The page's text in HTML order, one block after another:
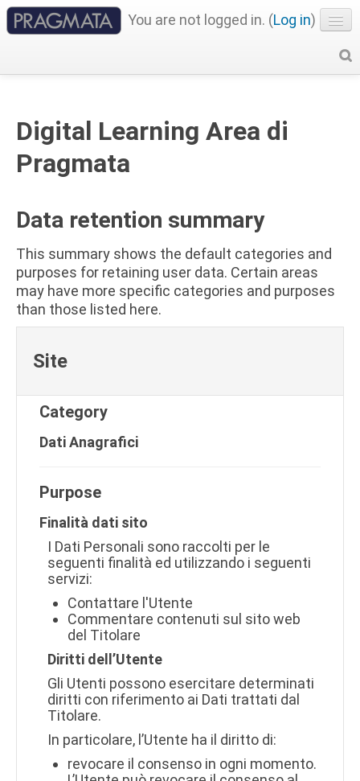
You are not logged in. (Log in)
Digital Learning Area di
Pragmata
Data retention summary
This summary shows the default categories and
purposes for retaining user data. Certain areas
may have more specific categories and purposes
than those listed here.
Site
Category
Dati Anagrafici
Purpose
Finalità dati sito
I Dati Personali sono raccolti per le
seguenti finalità ed utilizzando i seguenti
servizi:
Contattare l'Utente
Commentare contenuti sul sito web
del Titolare
Diritti dell’Utente
Gli Utenti possono esercitare determinati
diritti con riferimento ai Dati trattati dal
Titolare.
In particolare, l’Utente ha il diritto di:
revocare il consenso in ogni momento.